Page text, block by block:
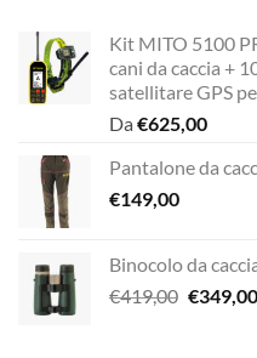
Kit MITO 5100
cani da caccia +
satellitare GPS
Da €625,00
Pantalone da
€149,00
Binocolo da
€419,00 Il
€349,00Il